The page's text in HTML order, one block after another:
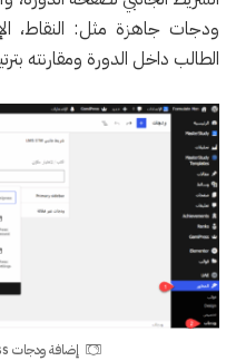
ودجات جاهزة مثل: النقاط،
الطالب داخل الدورة ومقارنته
إضافة ودجات GamiPress على المنصة.